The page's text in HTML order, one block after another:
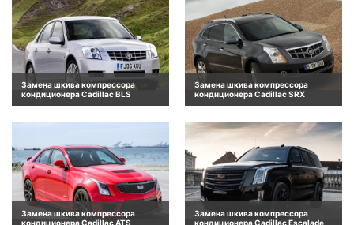
Замена шкива компрессора
кондиционера Cadillac BLS
Замена шкива компрессора
кондиционера Cadillac SRX
Замена шкива компрессора
кондиционера Cadillac ATS
Замена шкива компрессора
кондиционера Cadillac Escalade